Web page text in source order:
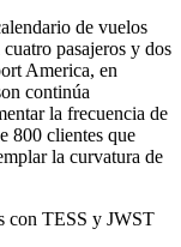
de vuelos
pasajeros y dos
America, en
continúa
la frecuencia de
800 clientes que
la curvatura de
con TESS y JWST